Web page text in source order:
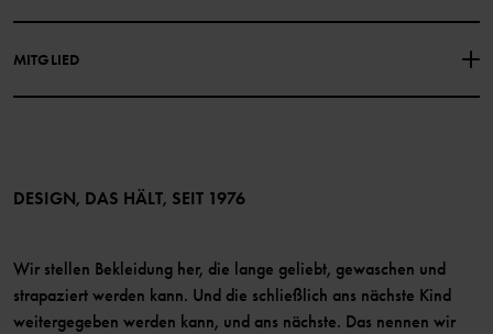
MITGLIED
Mitglied werden
DESIGN, DAS HÄLT, SEIT 1976
Wir stellen Bekleidung her, die lange geliebt, gewaschen und
strapaziert werden kann. Und die schließlich ans nächste Kind
weitergegeben werden kann, und ans nächste. Das nennen wir